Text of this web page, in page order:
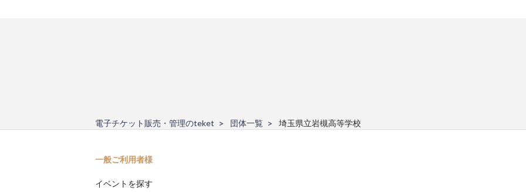
電子チケット販売・管理のteket 団体一覧 埼玉県立岩槻高等学校
一般ご利用者様
イベントを探す